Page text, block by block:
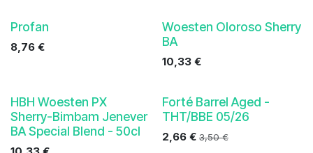
Profan
8,76 €
Woesten Oloroso Sherry
BA
10,33€
HBH Woesten PX
Sherry-Bimbam Jenever
BA Special Blend - 50cl
Voorbij THT
Forté Barrel Aged -
THT/BBE 05/26
2,66€ 3,50€